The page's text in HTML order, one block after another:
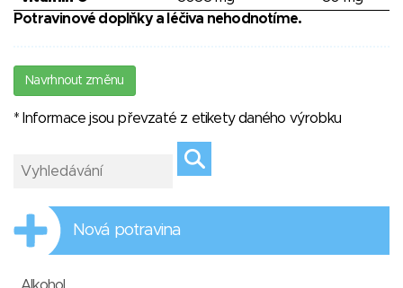
Potravinové doplňky a léčiva nehodnotíme.
Navrhnout změnu
* Informace jsou převzaté z etikety daného výrobku
Nová potravina